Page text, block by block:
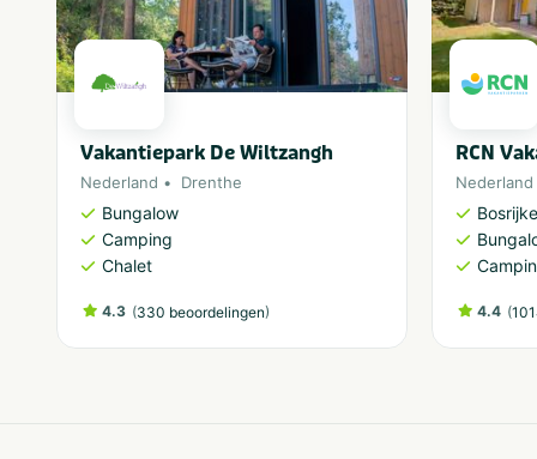
Vakantiepark De Wiltzangh
Nederland Drenthe
Bungalow
Camping
Chalet
4.3 (330 beoordelingen)
RCN
Nederland
4.4 (